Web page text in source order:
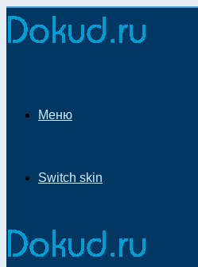
Меню
Switch skin